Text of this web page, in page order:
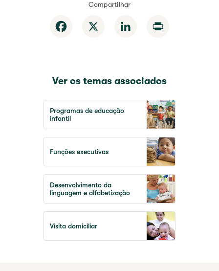
Compartilhar
Facebook LinkedIn
Ver os temas associados
Programas de educação
infantil
Funções executivas
Desenvolvimento da
linguagem e alfabetização
Visita domiciliar